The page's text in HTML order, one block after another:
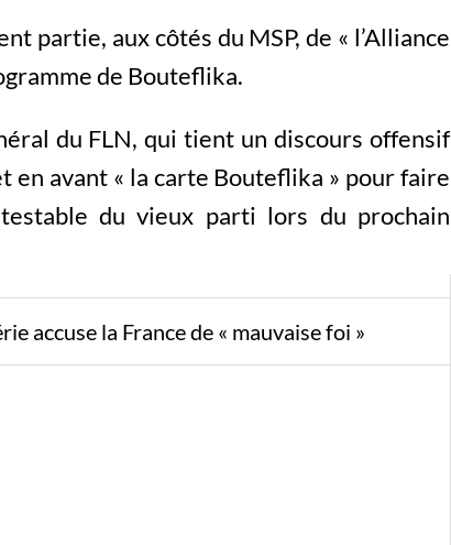
partie, aux côtés du MSP, de « l’Alliance
de Bouteflika.
du FLN, qui tient un discours offensif
en avant « la carte Bouteflika » pour faire
du vieux parti lors du prochain
accuse la France de « mauvaise foi »